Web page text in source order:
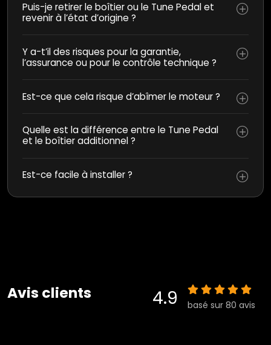
Puis-je retirer le boîtier ou le Tune Pedal et
revenir à l’état d’origine ?
Y a-t’il des risques pour la garantie,
l’assurance ou pour le contrôle technique ?
Est-ce que cela risque d’abîmer le moteur ?
Quelle est la différence entre le Tune Pedal
et le boîtier additionnel ?
Est-ce facile à installer ?
Avis clients 4.9 basé sur 80 avis